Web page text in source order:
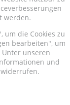
werden.
um die Cookies zu
bearbeiten", um
unseren
und